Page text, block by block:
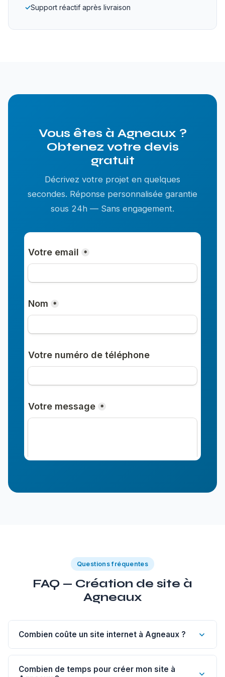
✓Support réactif après livraison
Vous êtes à Agneaux ?
Obtenez votre devis
gratuit
Décrivez votre projet en quelques
secondes. Réponse personnalisée garantie
sous 24h — Sans engagement.
Questions fréquentes
FAQ — Création de site à
Agneaux
Combien coûte un site internet à Agneaux ?
Un site vitrine de 1 à 5 pages à Agneaux commence à 1
200€. Un site sur-mesure est à partir de 1 800€, un e-
Combien de temps pour créer mon site à